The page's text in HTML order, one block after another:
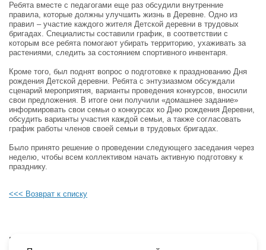
Ребята вместе с педагогами еще раз обсудили внутренние
правила, которые должны улучшить жизнь в Деревне. Одно из
правил – участие каждого жителя Детской деревни в трудовых
бригадах. Специалисты составили график, в соответствии с
которым все ребята помогают убирать территорию, ухаживать за
растениями, следить за состоянием спортивного инвентаря.
Кроме того, был поднят вопрос о подготовке к празднованию Дня
рождения Детской деревни. Ребята с энтузиазмом обсуждали
сценарий мероприятия, варианты проведения конкурсов, вносили
свои предложения. В итоге они получили «домашнее задание»
информировать свои семьи о конкурсах ко Дню рождения Деревни,
обсудить варианты участия каждой семьи, а также согласовать
график работы членов своей семьи в трудовых бригадах.
Было принято решение о проведении следующего заседания через
неделю, чтобы всем коллективом начать активную подготовку к
празднику.
<<< Возврат к списку
Будьте в курсе наших событий, подпишитесь на новости и акции